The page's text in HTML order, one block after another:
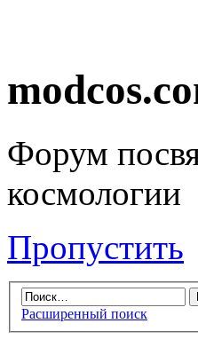
Форум
космологии
Пропустить
Расширенный поиск